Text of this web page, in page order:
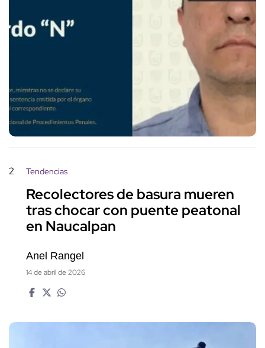
2 Tendencias
Recolectores de basura mueren
tras chocar con puente peatonal
en Naucalpan
Anel Rangel
14 de abril de 2026